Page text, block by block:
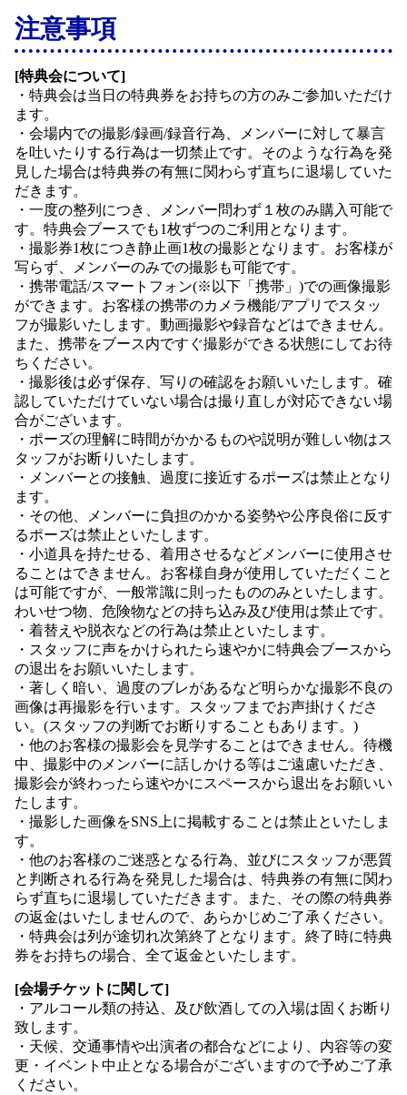
注意事項
[特典会について]
・特典会は当日の特典券をお持ちの方のみご参加いただけ
ます。
・会場内での撮影/録画/録音行為、メンバーに対して暴言
を吐いたりする行為は一切禁止です。そのような行為を発
見した場合は特典券の有無に関わらず直ちに退場していた
だきます。
・一度の整列につき、メンバー問わず１枚のみ購入可能で
す。特典会ブースでも1枚ずつのご利用となります。
・撮影券1枚につき静止画1枚の撮影となります。お客様が
写らず、メンバーのみでの撮影も可能です。
・携帯電話/スマートフォン(※以下「携帯」)での画像撮影
ができます。お客様の携帯のカメラ機能/アプリでスタッ
フが撮影いたします。動画撮影や録音などはできません。
また、携帯をブース内ですぐ撮影ができる状態にしてお待
ちください。
・撮影後は必ず保存、写りの確認をお願いいたします。確
認していただけていない場合は撮り直しが対応できない場
合がございます。
・ポーズの理解に時間がかかるものや説明が難しい物はス
タッフがお断りいたします。
・メンバーとの接触、過度に接近するポーズは禁止となり
ます。
・その他、メンバーに負担のかかる姿勢や公序良俗に反す
るポーズは禁止といたします。
・小道具を持たせる、着用させるなどメンバーに使用させ
ることはできません。お客様自身が使用していただくこと
は可能ですが、一般常識に則ったもののみといたします。
わいせつ物、危険物などの持ち込み及び使用は禁止です。
・着替えや脱衣などの行為は禁止といたします。
・スタッフに声をかけられたら速やかに特典会ブースから
の退出をお願いいたします。
・著しく暗い、過度のブレがあるなど明らかな撮影不良の
画像は再撮影を行います。スタッフまでお声掛けくださ
い。(スタッフの判断でお断りすることもあります。)
・他のお客様の撮影会を見学することはできません。待機
中、撮影中のメンバーに話しかける等はご遠慮いただき、
撮影会が終わったら速やかにスペースから退出をお願いい
たします。
・撮影した画像をSNS上に掲載することは禁止といたしま
す。
・他のお客様のご迷惑となる行為、並びにスタッフが悪質
と判断される行為を発見した場合は、特典券の有無に関わ
らず直ちに退場していただきます。また、その際の特典券
の返金はいたしませんので、あらかじめご了承ください。
・特典会は列が途切れ次第終了となります。終了時に特典
券をお持ちの場合、全て返金といたします。
[会場チケットに関して]
・アルコール類の持込、及び飲酒しての入場は固くお断り
致します。
・天候、交通事情や出演者の都合などにより、内容等の変
更・イベント中止となる場合がございますので予めご了承
ください。